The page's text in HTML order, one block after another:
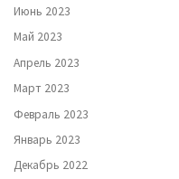
Июнь 2023
Май 2023
Апрель 2023
Март 2023
Февраль 2023
Январь 2023
Декабрь 2022